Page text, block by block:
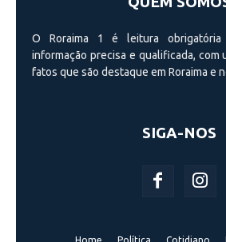
O Roraima 1 é leitura obrigatória
informação precisa e qualificada, com
fatos que são destaque em Roraima e
SIGA-NOS
Home Política Cotidiano